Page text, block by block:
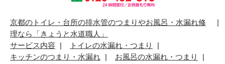
京都のトイレ・台所の排水管のつまりやお風呂・水漏れ修
理なら「きょうと水道職人」
サービス内容
トイレの水漏れ・つまり
キッチンのつまり・水漏れ
お風呂の水漏れ・つまり